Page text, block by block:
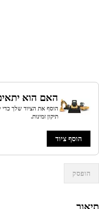
האם הוא יתאים?
הוסף את הציוד שלך כדי
תיקון זמינות.
הוסף ציוד
הופסק